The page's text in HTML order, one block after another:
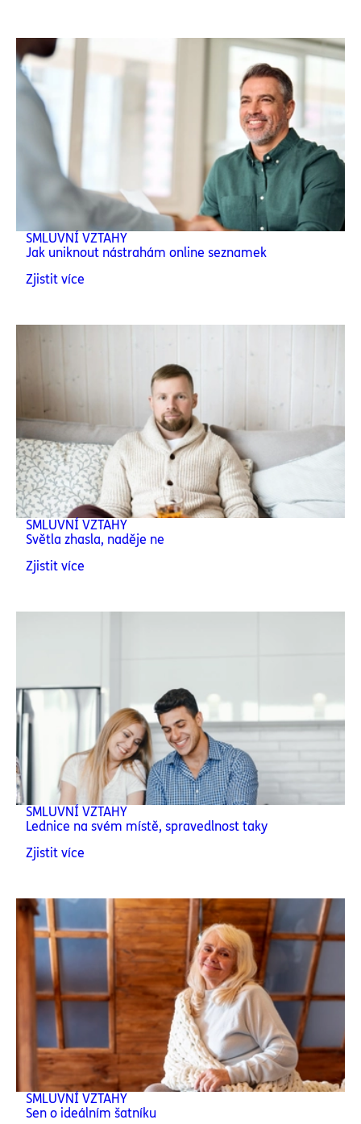
SMLUVNÍ VZTAHY
Jak uniknout nástrahám online seznamek
Zjistit více
SMLUVNÍ VZTAHY
Světla zhasla, naděje ne
Zjistit více
SMLUVNÍ VZTAHY
Lednice na svém místě, spravedlnost taky
Zjistit více
SMLUVNÍ VZTAHY
Sen o ideálním šatníku